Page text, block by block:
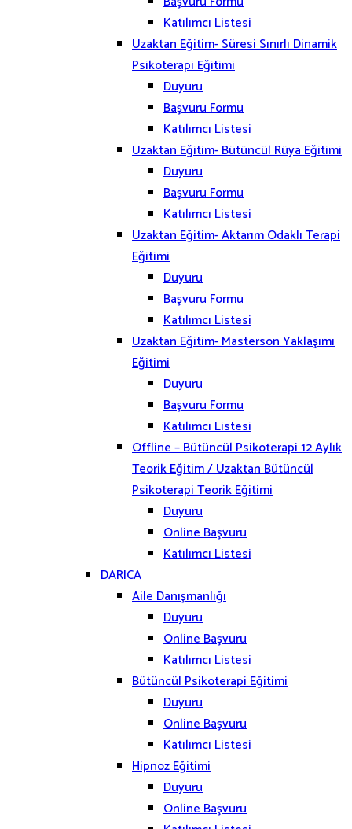
Katılımcı Listesi
Uzaktan Eğitim- Süresi Sınırlı Dinamik
Psikoterapi Eğitimi
Duyuru
Başvuru Formu
Katılımcı Listesi
Uzaktan Eğitim- Bütüncül Rüya Eğitimi
Duyuru
Başvuru Formu
Katılımcı Listesi
Uzaktan Eğitim- Aktarım Odaklı Terapi
Eğitimi
Duyuru
Başvuru Formu
Katılımcı Listesi
Uzaktan Eğitim- Masterson Yaklaşımı
Eğitimi
Duyuru
Başvuru Formu
Katılımcı Listesi
Offline – Bütüncül Psikoterapi 12 Aylık
Teorik Eğitim / Uzaktan Bütüncül
Psikoterapi Teorik Eğitimi
Duyuru
Online Başvuru
Katılımcı Listesi
DARICA
Aile Danışmanlığı
Duyuru
Online Başvuru
Katılımcı Listesi
Bütüncül Psikoterapi Eğitimi
Duyuru
Online Başvuru
Katılımcı Listesi
Hipnoz Eğitimi
Duyuru
Online Başvuru